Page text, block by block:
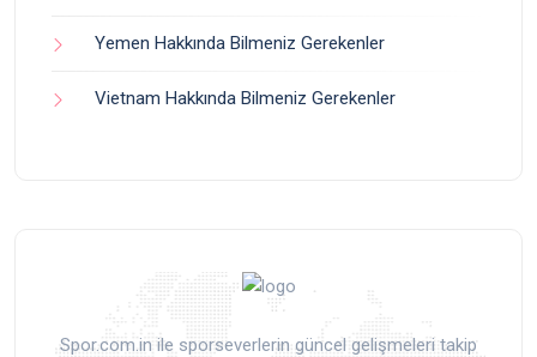
Yemen Hakkında Bilmeniz Gerekenler
Vietnam Hakkında Bilmeniz Gerekenler
Spor.com.in ile sporseverlerin güncel gelişmeleri takip